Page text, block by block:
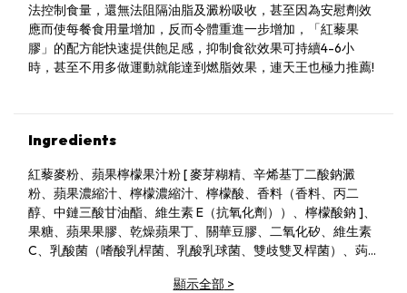
法控制食量，還無法阻隔油脂及澱粉吸收，甚至因為安慰劑效
應而使每餐食用量增加，反而令體重進一步增加，「紅藜果
膠」的配方能快速提供飽足感，抑制食欲效果可持續4-6小
時，甚至不用多做運動就能達到燃脂效果，連天王也極力推薦!
Ingredients
紅藜麥粉、蘋果檸檬果汁粉 [ 麥芽糊精、辛烯基丁二酸鈉澱
粉、蘋果濃縮汁、檸檬濃縮汁、檸檬酸、香料（香料、丙二
醇、中鏈三酸甘油酯、維生素 E（抗氧化劑））、檸檬酸鈉 ]、
果糖、蘋果果膠、乾燥蘋果丁、關華豆膠、二氧化矽、維生素
C、乳酸菌（嗜酸乳桿菌、乳酸乳球菌、雙歧雙叉桿菌）、蒟
顯示全部>